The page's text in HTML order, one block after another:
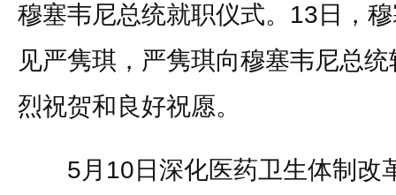
穆塞韦尼总统就职仪式。13日，
见严隽琪，严隽琪向穆塞韦尼总
烈祝贺和良好祝愿。
5月10日深化医药卫生体制改